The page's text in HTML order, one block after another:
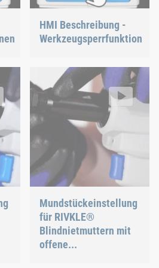
HMI Beschreibung -
Werkzeugsperrfunktion
geschlossene RIVKLE®
boellhoff/
Mundstückeinstellung
für RIVKLE®
Blindnietmuttern mit
offene...
Mundstückeinstellung für
RIVKLE® NEO B107 / B109
Video: https://